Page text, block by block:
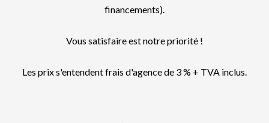
financements).
Vous satisfaire est notre priorité !
Les prix s'entendent frais d'agence de 3 % + TVA inclus.